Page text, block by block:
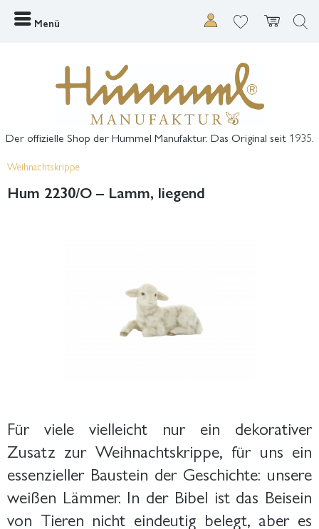
Menü
Der offizielle Shop der Hummel Manufaktur. Das Original seit 1935.
Weihnachtskrippe
Hum 2230/O – Lamm, liegend
Für viele vielleicht nur ein dekorativer
Zusatz zur Weihnachtskrippe, für uns ein
essenzieller Baustein der Geschichte: unsere
weißen Lämmer. In der Bibel ist das Beisein
von Tieren nicht eindeutig belegt, aber es